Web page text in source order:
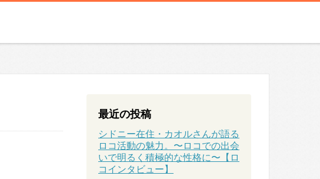
最近の投稿
シドニー在住・カオルさんが語る
ロコ活動の魅力。〜ロコでの出会
いで明るく積極的な性格に〜【ロ
コインタビュー】